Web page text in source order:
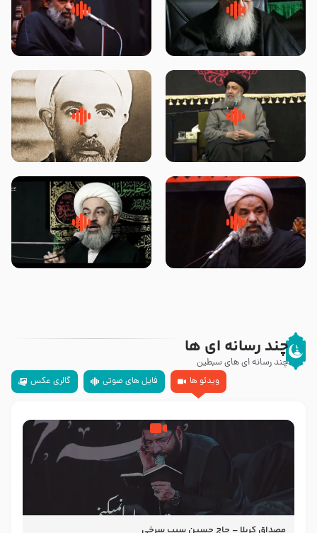
زوّار اربعین امام حسین (علیه
السلام) با این اشتیاق به زیارت
روضه جانسوز پاره های جگر امام
حسن مجتبی علیه السلام-حجت
لقب حضرت رقیه سلام الله علیها به
چه معناست – حجت الاسلام علوی
روضه‌ی مجلس یزید ملعون و
اسارت اهل‌بیت علیهم‌السلام –
محدث زاده
سلام جوانی که امام حسین علیه
السلام خودش جوابش را دادند
زیارتی که اسباب رزق زیاد و عمر
طولانی است حجت السلام حسین
چند رسانه ای ها
چند رسانه ای های سبطین
ویدئو ها
فایل های صوتی گالری عکس
مصداق کربلا – حاج حسین سیب سرخی